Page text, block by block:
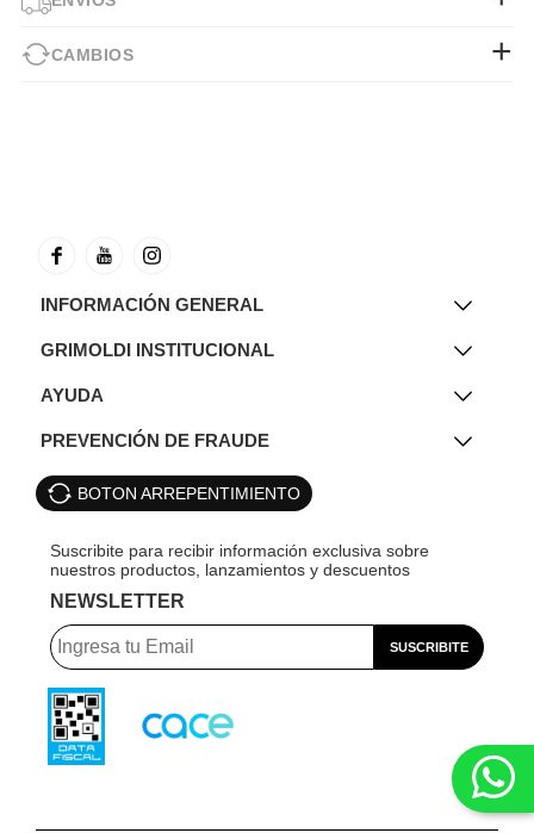
CAMBIOS
INFORMACIÓN GENERAL
GRIMOLDI INSTITUCIONAL
AYUDA
PREVENCIÓN DE FRAUDE
BOTON ARREPENTIMIENTO
NEWSLETTER